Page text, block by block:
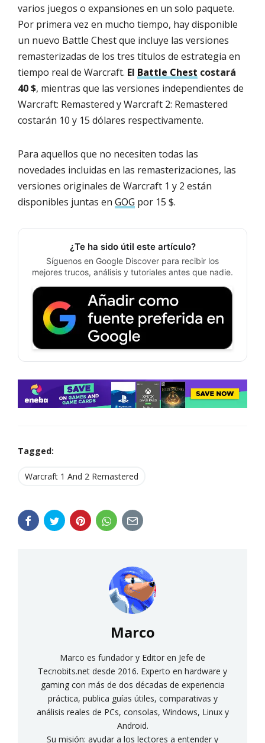
varios juegos o expansiones en un solo paquete.
Por primera vez en mucho tiempo, hay disponible
un nuevo Battle Chest que incluye las versiones
remasterizadas de los tres títulos de estrategia en
tiempo real de Warcraft. El Battle Chest costará
40 $, mientras que las versiones independientes de
Warcraft: Remastered y Warcraft 2: Remastered
costarán 10 y 15 dólares respectivamente.
Para aquellos que no necesiten todas las
novedades incluidas en las remasterizaciones, las
versiones originales de Warcraft 1 y 2 están
disponibles juntas en GOG por 15 $.
¿Te ha sido útil este artículo?
Síguenos en Google Discover para recibir los
mejores trucos, análisis y tutoriales antes que nadie.
Tagged:
Warcraft 1 And 2 Remastered
Marco
Marco es fundador y Editor en Jefe de
Tecnobits.net desde 2016. Experto en hardware y
gaming con más de dos décadas de experiencia
práctica, publica guías útiles, comparativas y
análisis reales de PCs, consolas, Windows, Linux y
Android.
Su misión: ayudar a los lectores a entender y